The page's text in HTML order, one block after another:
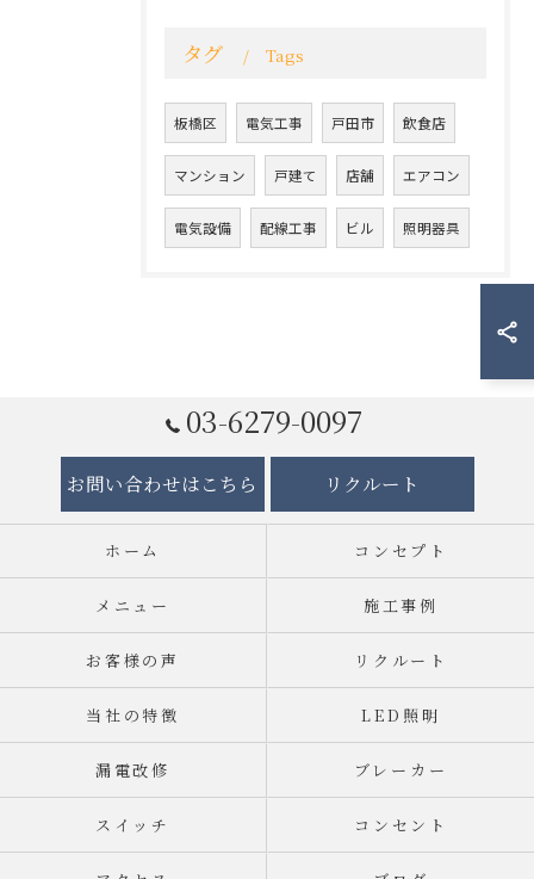
タグ Tags
板橋区 電気工事 戸田市 飲食店
マンション 戸建て 店舗 エアコン
電気設備 配線工事 ビル 照明器具
03-6279-0097
お問い合わせはこちら リクルート
ホーム コンセプト
メニュー 施工事例
お客様の声 リクルート
当社の特徴 LED照明
漏電改修 ブレーカー
スイッチ コンセント